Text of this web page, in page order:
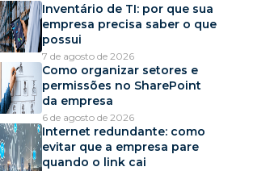
Inventário de TI: por que sua
empresa precisa saber o que
possui
7 de agosto de 2026
Como organizar setores e
permissões no SharePoint
da empresa
6 de agosto de 2026
Internet redundante: como
evitar que a empresa pare
quando o link cai